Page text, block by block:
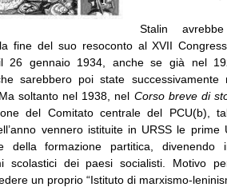
Stalin
fine del suo resoconto al XVII
il 26 gennaio 1934, anche se già nel
sarebbero poi state
soltanto nel 1938, nel Corso breve di
del Comitato centrale del PCU(b),
vennero istituite in URSS le prime
della formazione partitica,
scolastici dei paesi socialisti. Motivo
un proprio “Istituto di marxismo-